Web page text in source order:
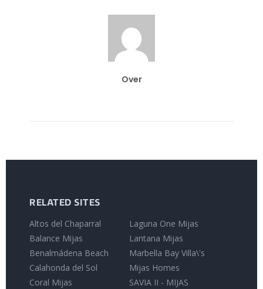
Over
RELATED SITES
Altos del Chaparral
Balance Mijas
Benalmádena Beach
Calahonda del Sol
Coral Mijas
Laguna One Mijas
Lantana Mijas
Marbella Bay Villa\'s
Mijas Homes
SAVIA II - MIJAS